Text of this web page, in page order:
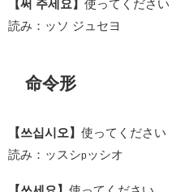
【써 주세요】 使ってください
読み：ッソ ジュセヨ
命令形
【쓰십시오】 使ってください
読み：ッスシpッシオ